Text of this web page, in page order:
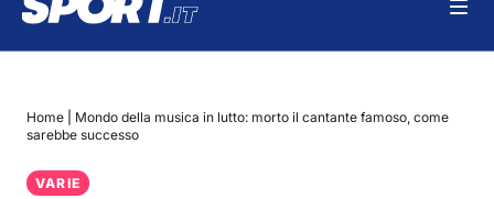
Home
Mondo della musica in lutto: morto il cantante famoso, come
sarebbe successo
VARIE